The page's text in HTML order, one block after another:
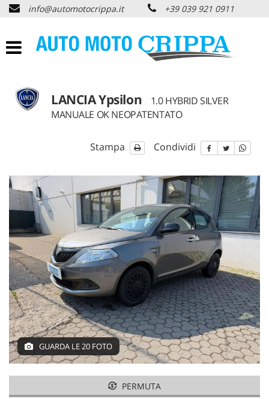
HOME
CHI SIAMO
LISTA VEICOLI
ASSISTENZA
PNEUMATICI
CONTATTI
NEWS
AREA COMMERCIANTI
info@automotocrippa.it +39 039 921 0911
LANCIA Ypsilon
1.0 HYBRID SILVER
MANUALE OK NEOPATENTATO
Stampa Condividi
GUARDA LE 20 FOTO
PERMUTA